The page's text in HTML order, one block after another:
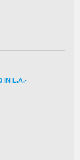
IN L.A.-